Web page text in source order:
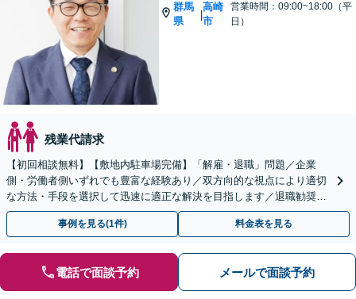
群馬
県
|
高崎
市
営業時間：09:00~18:00（平
日）
残業代請求
【初回相談無料】【敷地内駐車場完備】「解雇・退職」問題／企業
側・労働者側いずれでも豊富な経験あり／双方向的な視点により適切
な方法・手段を選択して迅速に適正な解決を目指します／退職勧奨や
退職代行も対応
事例を見る(1件) 料金表を見る
電話で面談予約 メールで面談予約